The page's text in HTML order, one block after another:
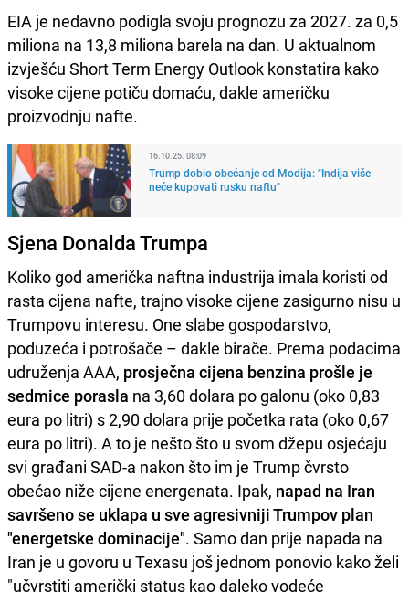
EIA je nedavno podigla svoju prognozu za 2027. za 0,5
miliona na 13,8 miliona barela na dan. U aktualnom
izvješću Short Term Energy Outlook konstatira kako
visoke cijene potiču domaću, dakle američku
proizvodnju nafte.
16.10.25. 08:09
Trump dobio obećanje od Modija: "Indija više
neće kupovati rusku naftu"
Sjena Donalda Trumpa
Koliko god američka naftna industrija imala koristi od
rasta cijena nafte, trajno visoke cijene zasigurno nisu u
Trumpovu interesu. One slabe gospodarstvo,
poduzeća i potrošače – dakle birače. Prema podacima
udruženja AAA, prosječna cijena benzina prošle je
sedmice porasla na 3,60 dolara po galonu (oko 0,83
eura po litri) s 2,90 dolara prije početka rata (oko 0,67
eura po litri). A to je nešto što u svom džepu osjećaju
svi građani SAD-a nakon što im je Trump čvrsto
obećao niže cijene energenata. Ipak, napad na Iran
savršeno se uklapa u sve agresivniji Trumpov plan
"energetske dominacije". Samo dan prije napada na
Iran je u govoru u Texasu još jednom ponovio kako želi
"učvrstiti američki status kao daleko vodeće